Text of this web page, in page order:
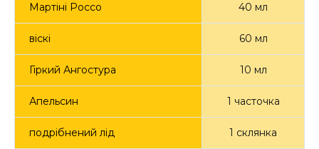
Мартіні Россо 40 мл
віскі 60 мл
Гіркий Ангостура 10 мл
Апельсин 1 часточка
подрібнений лід 1 склянка